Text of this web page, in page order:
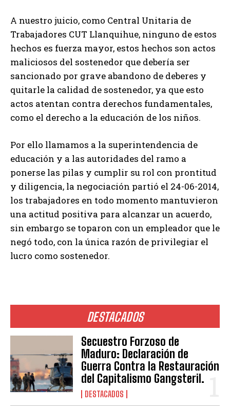
DESTACADOS
Secuestro Forzoso de
Maduro: Declaración de
Guerra Contra la Restauración
del Capitalismo Gangsteril.
DESTACADOS
A nuestro juicio, como Central Unitaria de
Trabajadores CUT Llanquihue, ninguno de estos
hechos es fuerza mayor, estos hechos son actos
maliciosos del sostenedor que debería ser
sancionado por grave abandono de deberes y
quitarle la calidad de sostenedor, ya que esto
actos atentan contra derechos fundamentales,
como el derecho a la educación de los niños.
Por ello llamamos a la superintendencia de
educación y a las autoridades del ramo a
ponerse las pilas y cumplir su rol con prontitud
y diligencia, la negociación partió el 24-06-2014,
los trabajadores en todo momento mantuvieron
una actitud positiva para alcanzar un acuerdo,
sin embargo se toparon con un empleador que le
negó todo, con la única razón de privilegiar el
lucro como sostenedor.